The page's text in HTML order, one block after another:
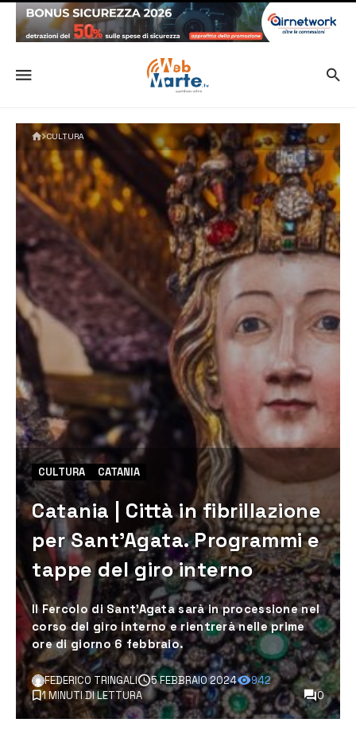
CULTURA
CULTURA CATANIA
Catania | Città in fibrillazione
per Sant’Agata. Programmi e
tappe del giro interno
Il Fercolo di Sant’Agata sarà in processione nel
corso del giro interno e rientrerà nelle prime
ore di giorno 6 febbraio.
FEDERICO TRINGALI 5 FEBBRAIO 2024
942
1 MINUTI DI LETTURA
0